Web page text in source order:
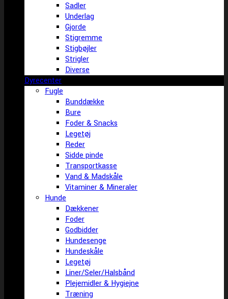
Sadler
Underlag
Gjorde
Stigremme
Stigbøjler
Strigler
Diverse
Dyrecenter
Fugle
Bunddække
Bure
Foder & Snacks
Legetøj
Reder
Sidde pinde
Transportkasse
Vand & Madskåle
Vitaminer & Mineraler
Hunde
Dækkener
Foder
Godbidder
Hundesenge
Hundeskåle
Legetøj
Liner/Seler/Halsbånd
Plejemidler & Hygiejne
Træning